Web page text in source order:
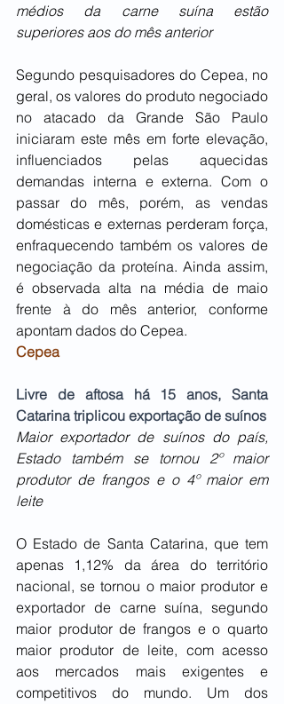
médios da carne suína estão
superiores aos do mês anterior
Segundo pesquisadores do Cepea, no
geral, os valores do produto negociado
no atacado da Grande São Paulo
iniciaram este mês em forte elevação,
influenciados pelas aquecidas
demandas interna e externa. Com o
passar do mês, porém, as vendas
domésticas e externas perderam força,
enfraquecendo também os valores de
negociação da proteína. Ainda assim,
é observada alta na média de maio
frente à do mês anterior, conforme
apontam dados do Cepea.
Cepea
Livre de aftosa há 15 anos, Santa
Catarina triplicou exportação de suínos
Maior exportador de suínos do país,
Estado também se tornou 2º maior
produtor de frangos e o 4º maior em
leite
O Estado de Santa Catarina, que tem
apenas 1,12% da área do território
nacional, se tornou o maior produtor e
exportador de carne suína, segundo
maior produtor de frangos e o quarto
maior produtor de leite, com acesso
aos mercados mais exigentes e
competitivos do mundo. Um dos